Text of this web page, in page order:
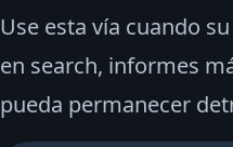
Use esta vía cuando
en search, informes
pueda permanecer